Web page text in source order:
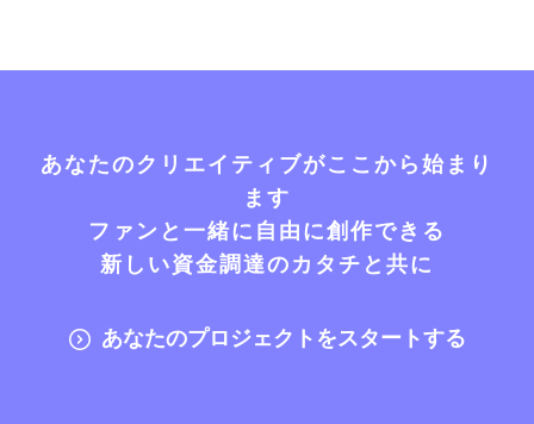
あなたのクリエイティブがここから始まり
ます
ファンと一緒に自由に創作できる
新しい資金調達のカタチと共に
あなたのプロジェクトをスタートする